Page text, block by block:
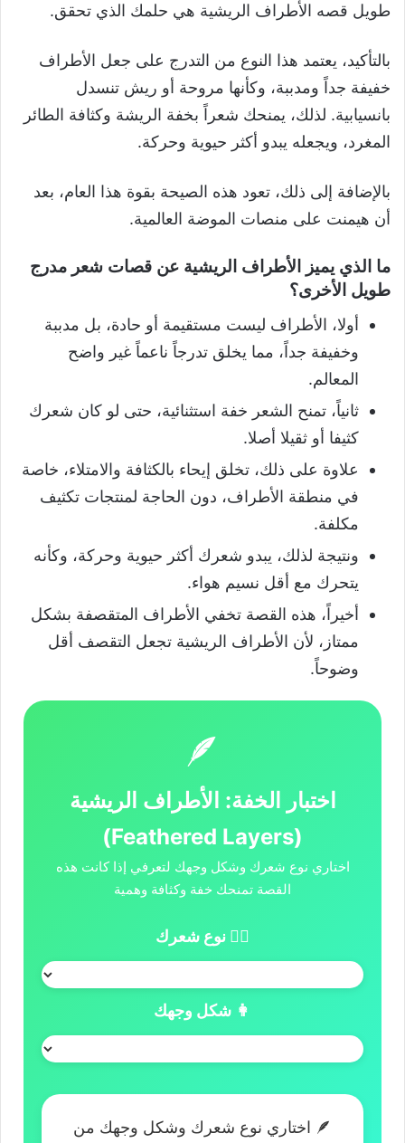
طويل قصه الأطراف الريشية هي حلمك الذي تحقق.
بالتأكيد، يعتمد هذا النوع من التدرج على جعل الأطراف
خفيفة جداً ومدببة، وكأنها مروحة أو ريش تنسدل
بانسيابية. لذلك، يمنحك شعراً بخفة الريشة وكثافة الطائر
المغرد، ويجعله يبدو أكثر حيوية وحركة.
بالإضافة إلى ذلك، تعود هذه الصيحة بقوة هذا العام، بعد
أن هيمنت على منصات الموضة العالمية.
ما الذي يميز الأطراف الريشية عن قصات شعر مدرج
طويل الأخرى؟
أولا، الأطراف ليست مستقيمة أو حادة، بل مدببة
وخفيفة جداً، مما يخلق تدرجاً ناعماً غير واضح
المعالم.
ثانياً، تمنح الشعر خفة استثنائية، حتى لو كان شعرك
كثيفا أو ثقيلا أصلا.
علاوة على ذلك، تخلق إيحاء بالكثافة والامتلاء، خاصة
في منطقة الأطراف، دون الحاجة لمنتجات تكثيف
مكلفة.
ونتيجة لذلك، يبدو شعرك أكثر حيوية وحركة، وكأنه
يتحرك مع أقل نسيم هواء.
أخيراً، هذه القصة تخفي الأطراف المتقصفة بشكل
ممتاز، لأن الأطراف الريشية تجعل التقصف أقل
وضوحاً.
🪶
اختبار الخفة: الأطراف الريشية
(Feathered Layers)
اختاري نوع شعرك وشكل وجهك لتعرفي إذا كانت هذه
القصة تمنحك خفة وكثافة وهمية
💇‍♀️ نوع شعرك
👩 شكل وجهك
🪶 اختاري نوع شعرك وشكل وجهك من